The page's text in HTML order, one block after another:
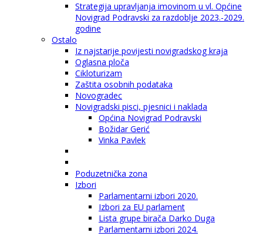
Strategija upravljanja imovinom u vl. Općine
Novigrad Podravski za razdoblje 2023.-2029.
godine
Ostalo
Iz najstarije povijesti novigradskog kraja
Oglasna ploča
Cikloturizam
Zaštita osobnih podataka
Novogradec
Novigradski pisci, pjesnici i naklada
Općina Novigrad Podravski
Božidar Gerić
Vinka Pavlek
Poduzetnička zona
Izbori
Parlamentarni izbori 2020.
Izbori za EU parlament
Lista grupe birača Darko Duga
Parlamentarni izbori 2024.